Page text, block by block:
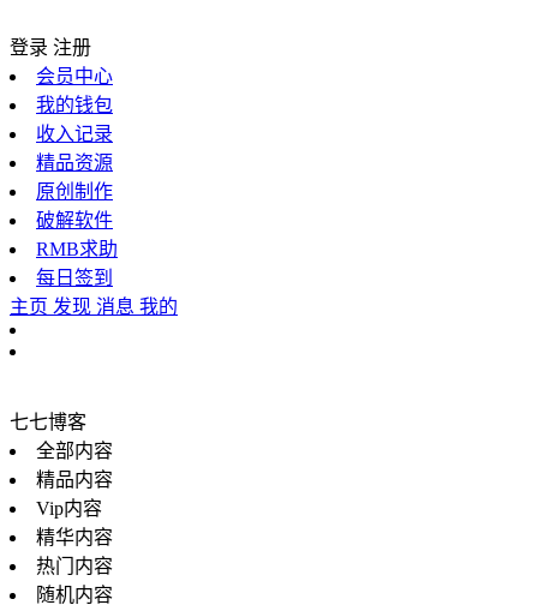
登录 注册
会员中心
我的钱包
收入记录
精品资源
原创制作
破解软件
RMB求助
每日签到
主页 发现 消息 我的
七七博客
全部内容
精品内容
Vip内容
精华内容
热门内容
随机内容